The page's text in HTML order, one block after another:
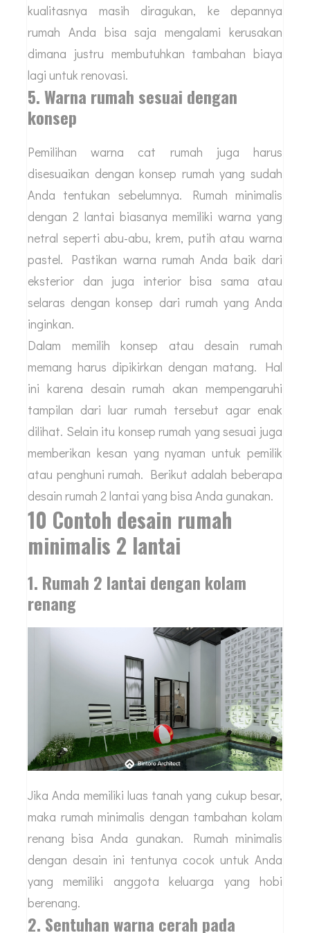
kualitasnya masih diragukan, ke depannya
rumah Anda bisa saja mengalami kerusakan
dimana justru membutuhkan tambahan biaya
lagi untuk renovasi.
5. Warna rumah sesuai dengan
konsep
Pemilihan warna cat rumah juga harus
disesuaikan dengan konsep rumah yang sudah
Anda tentukan sebelumnya. Rumah minimalis
dengan 2 lantai biasanya memiliki warna yang
netral seperti abu-abu, krem, putih atau warna
pastel. Pastikan warna rumah Anda baik dari
eksterior dan juga interior bisa sama atau
selaras dengan konsep dari rumah yang Anda
inginkan.
Dalam memilih konsep atau desain rumah
memang harus dipikirkan dengan matang. Hal
ini karena desain rumah akan mempengaruhi
tampilan dari luar rumah tersebut agar enak
dilihat. Selain itu konsep rumah yang sesuai juga
memberikan kesan yang nyaman untuk pemilik
atau penghuni rumah. Berikut adalah beberapa
desain rumah 2 lantai yang bisa Anda gunakan.
10 Contoh desain rumah
minimalis 2 lantai
1. Rumah 2 lantai dengan kolam
renang
Jika Anda memiliki luas tanah yang cukup besar,
maka rumah minimalis dengan tambahan kolam
renang bisa Anda gunakan. Rumah minimalis
dengan desain ini tentunya cocok untuk Anda
yang memiliki anggota keluarga yang hobi
berenang.
2. Sentuhan warna cerah pada